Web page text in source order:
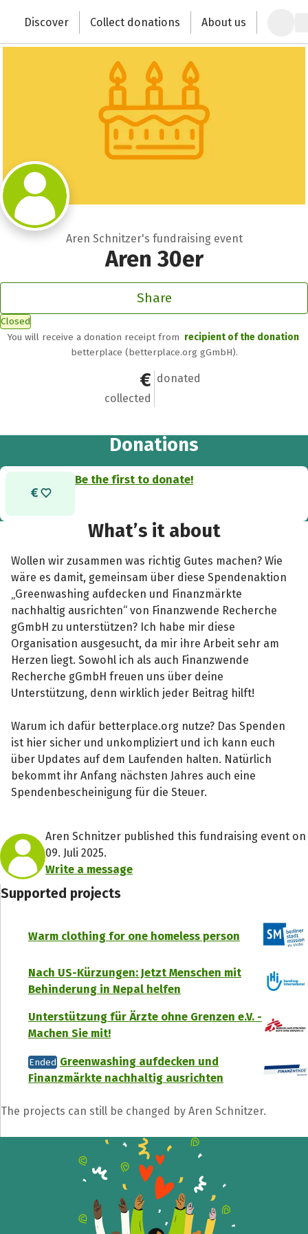
Change the world with your donation
Discover Collect donations About us
Aren Schnitzer's fundraising event
Aren 30er
Share
Closed
You will receive a donation receipt from recipient of the donation
betterplace (betterplace.org gGmbH).
€0
collected
0
donated
Donations
Be the first to donate!
What’s it about
Wollen wir zusammen was richtig Gutes machen? Wie
wäre es damit, gemeinsam über diese Spendenaktion
„Greenwashing aufdecken und Finanzmärkte
nachhaltig ausrichten“ von Finanzwende Recherche
gGmbH zu unterstützen? Ich habe mir diese
Organisation ausgesucht, da mir ihre Arbeit sehr am
Herzen liegt. Sowohl ich als auch Finanzwende
Recherche gGmbH freuen uns über deine
Unterstützung, denn wirklich jeder Beitrag hilft!
Warum ich dafür betterplace.org nutze? Das Spenden
ist hier sicher und unkompliziert und ich kann euch
über Updates auf dem Laufenden halten. Natürlich
bekommt ihr Anfang nächsten Jahres auch eine
Spendenbescheinigung für die Steuer.
Aren Schnitzer published this fundraising event on
09. Juli 2025.
Write a message
Supported projects
Warm clothing for one homeless person
Nach US-Kürzungen: Jetzt Menschen mit
Behinderung in Nepal helfen
Unterstützung für Ärzte ohne Grenzen e.V. -
Machen Sie mit!
Ended Greenwashing aufdecken und
Finanzmärkte nachhaltig ausrichten
The projects can still be changed by Aren Schnitzer.